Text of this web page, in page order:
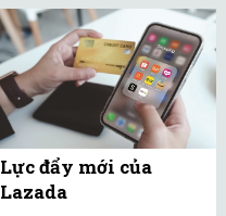
Lực đẩy mới của
Lazada